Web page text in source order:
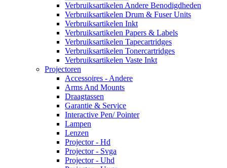
Verbruiksartikelen Andere Benodigdheden
Verbruiksartikelen Drum & Fuser Units
Verbruiksartikelen Inkt
Verbruiksartikelen Papers & Labels
Verbruiksartikelen Tapecartridges
Verbruiksartikelen Tonercartridges
Verbruiksartikelen Vaste Inkt
Projectoren
Accessoires - Andere
Arms And Mounts
Draagtassen
Garantie & Service
Interactive Pen/ Pointer
Lampen
Lenzen
Projector - Hd
Projector - Svga
Projector - Uhd